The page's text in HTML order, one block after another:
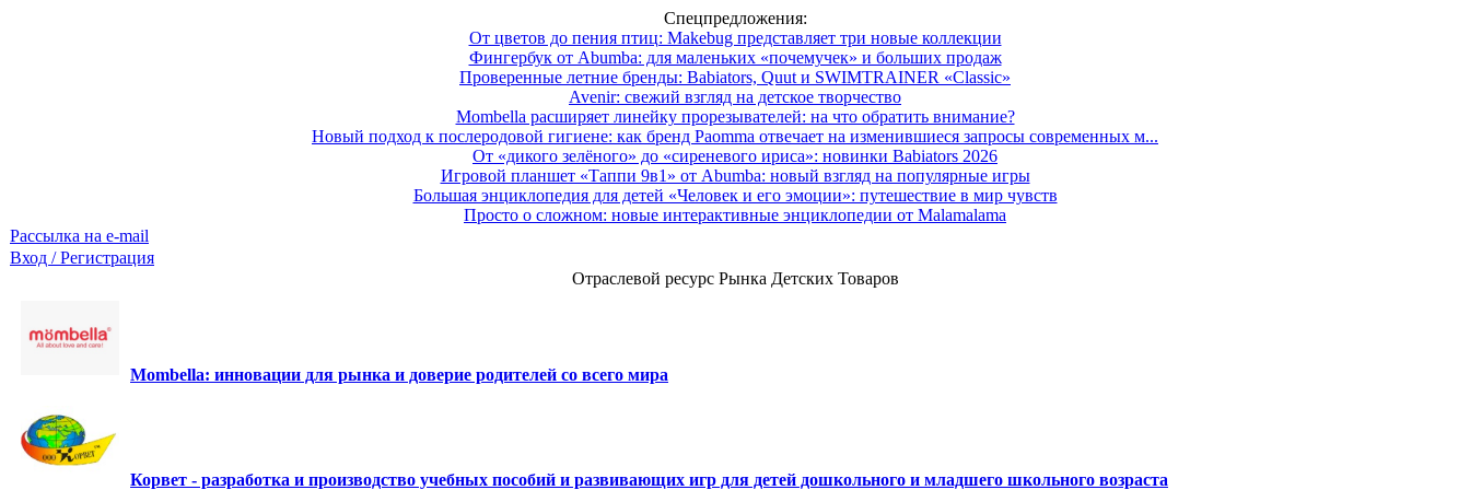
Спецпредложения:
От цветов до пения птиц: Makebug представляет три новые коллекции
Фингербук от Abumba: для маленьких «почемучек» и больших продаж
Проверенные летние бренды: Babiators, Quut и SWIMTRAINER «Classic»
Avenir: свежий взгляд на детское творчество
Mombella расширяет линейку прорезывателей: на что обратить внимание?
Новый подход к послеродовой гигиене: как бренд Paomma отвечает на изменившиеся запросы современных м...
От «дикого зелёного» до «сиреневого ириса»: новинки Babiators 2026
Игровой планшет «Таппи 9в1» от Abumba: новый взгляд на популярные игры
Большая энциклопедия для детей «Человек и его эмоции»: путешествие в мир чувств
Просто о сложном: новые интерактивные энциклопедии от Malamalama
Рассылка на e-mail
Вход / Регистрация
Отраслевой ресурс Рынка Детских Товаров
Mombella: инновации для рынка и доверие родителей со всего мира
Корвет - разработка и производство учебных пособий и развивающих игр для детей дошкольного и младшего школьного возраста